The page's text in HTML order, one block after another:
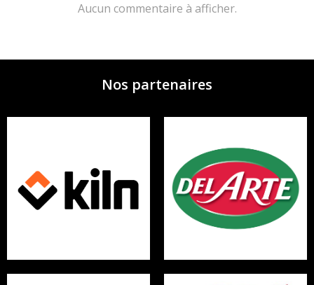
Aucun commentaire à afficher.
Nos partenaires